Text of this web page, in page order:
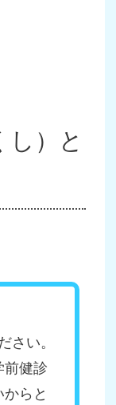
し）と
さい。
前健診
らと